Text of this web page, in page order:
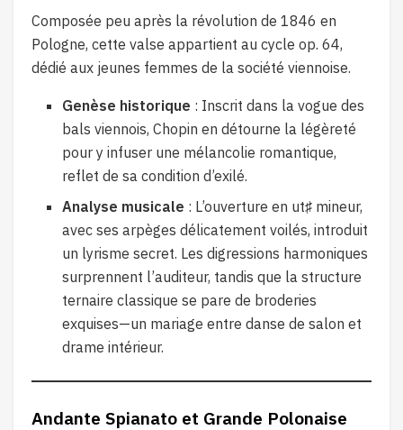
Composée peu après la révolution de 1846 en
Pologne, cette valse appartient au cycle op. 64,
dédié aux jeunes femmes de la société viennoise.
Genèse historique : Inscrit dans la vogue des
bals viennois, Chopin en détourne la légèreté
pour y infuser une mélancolie romantique,
reflet de sa condition d’exilé.
Analyse musicale : L’ouverture en ut♯ mineur,
avec ses arpèges délicatement voilés, introduit
un lyrisme secret. Les digressions harmoniques
surprennent l’auditeur, tandis que la structure
ternaire classique se pare de broderies
exquises—un mariage entre danse de salon et
drame intérieur.
Andante Spianato et Grande Polonaise